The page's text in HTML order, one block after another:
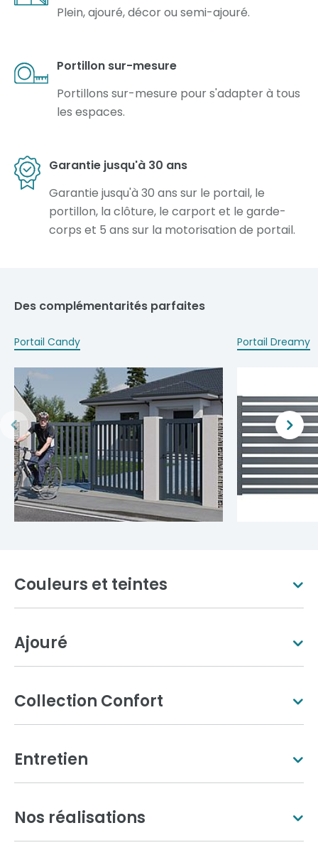
Plein, ajouré, décor ou semi-ajouré.
Portillon sur-mesure
Portillons sur-mesure pour s'adapter à tous
les espaces.
Garantie jusqu'à 30 ans
Garantie jusqu'à 30 ans sur le portail, le
portillon, la clôture, le carport et le garde-
corps et 5 ans sur la motorisation de portail.
Des complémentarités parfaites
Portail Candy Portail Dreamy
Couleurs et teintes
Gris clair
Ajouré
Collection Confort
Entretien
Nos réalisations